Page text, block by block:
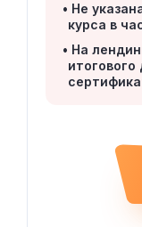
Не
курса в
На